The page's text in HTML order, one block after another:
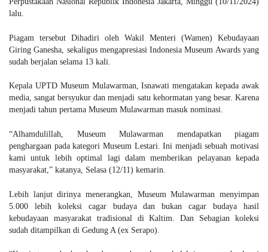
lalu.
Piagam tersebut Dihadiri oleh Wakil Menteri (Wamen) Kebudayaan
Giring Ganesha, sekaligus mengapresiasi Indonesia Museum Awards yang
sudah berjalan selama 13 kali.
Kepala UPTD Museum Mulawarman, Isnawati mengatakan kepada awak
media, sangat bersyukur dan menjadi satu kehormatan yang besar. Karena
menjadi tahun pertama Museum Mulawarman masuk nominasi.
“Alhamdulillah, Museum Mulawarman mendapatkan piagam
penghargaan pada kategori Museum Lestari. Ini menjadi sebuah motivasi
kami untuk lebih optimal lagi dalam memberikan pelayanan kepada
masyarakat,” katanya, Selasa (12/11) kemarin.
Lebih lanjut dirinya menerangkan, Museum Mulawarman menyimpan
5.000 lebih koleksi cagar budaya dan bukan cagar budaya hasil
kebudayaan masyarakat tradisional di Kaltim. Dan Sebagian koleksi
sudah ditampilkan di Gedung A (ex Serapo).